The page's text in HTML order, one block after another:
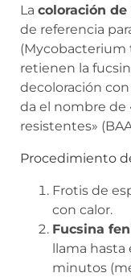
La coloración
de referencia
(Mycobacterium
retienen la
decoloración
da el nombre de
resistentes»
Procedimiento
Frotis de
con calor.
Fucsina
llama
minutos